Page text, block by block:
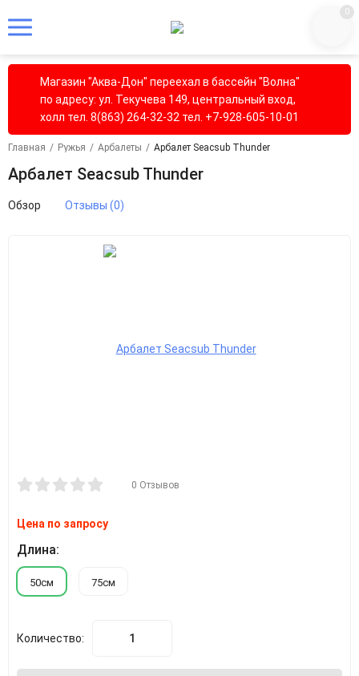
0
Магазин "Аква-Дон" переехал в бассейн "Волна"
по адресу: ул. Текучева 149, центральный вход,
холл тел. 8(863) 264-32-32 тел. +7-928-605-10-01
Главная / Ружья / Арбалеты / Арбалет Seacsub Thunder
Арбалет Seacsub Thunder
Обзор Отзывы (0)
0 Отзывов
Цена по запросу
Длина:
50см 75см
Количество: